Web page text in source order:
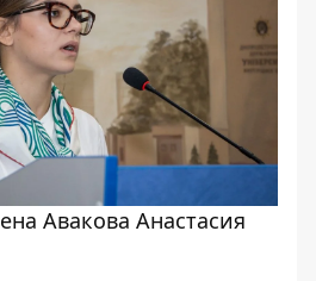
Авакова Анастасия